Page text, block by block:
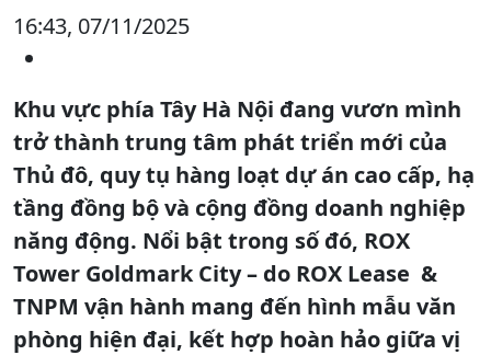
16:43, 07/11/2025
Khu vực phía Tây Hà Nội đang vươn mình
trở thành trung tâm phát triển mới của
Thủ đô, quy tụ hàng loạt dự án cao cấp, hạ
tầng đồng bộ và cộng đồng doanh nghiệp
năng động. Nổi bật trong số đó, ROX
Tower Goldmark City – do ROX Lease &
TNPM vận hành mang đến hình mẫu văn
phòng hiện đại, kết hợp hoàn hảo giữa vị